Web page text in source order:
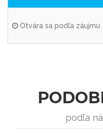
Otvára sa podľa záujmu
podľa